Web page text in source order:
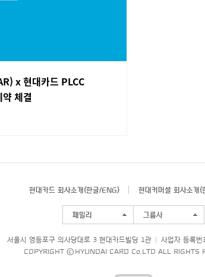
x 현대카드 PLCC
체결
현대카드 회사소개(한글/ENG) 현대커머셜 회사소개(
패밀리 그룹사
서울시 영등포구 의사당대로 3 현대카드빌딩 1관
사업자 등록
COPYRIGHT © HYUNDAI CARD Co.LTD ALL RIGHTS